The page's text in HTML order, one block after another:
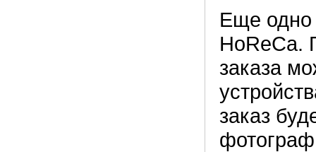
Еще одно
HoReCa.
заказа
заказ